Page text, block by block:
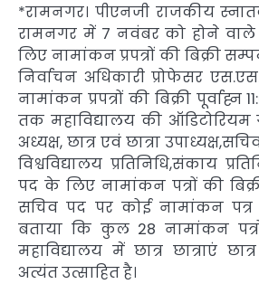
*रामनगर। पीएनजी राजकीय
रामनगर में 7 नवंबर को होने
लिए नामांकन प्रपत्रों की बिक्री
निर्वाचन अधिकारी प्रोफेसर
नामांकन प्रपत्रों की बिक्री
तक महाविद्यालय की
अध्यक्ष, छात्र एवं छात्रा
विश्वविद्यालय प्रतिनिधि,संकाय
पद के लिए नामांकन पत्रों की
सचिव पद पर कोई नामांकन पत्र
बताया कि कुल 28 नामांकन
महाविद्यालय में छात्र छात्राएं
अत्यंत उत्साहित है।